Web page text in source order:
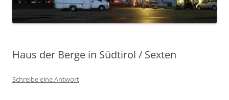
Haus der Berge in Südtirol / Sexten
Schreibe eine Antwort